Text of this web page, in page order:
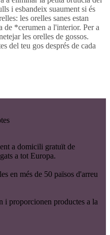
i esbandeix suaument si és
les orelles sanes estan
de *cerumen a l'interior. Per a
les orelles de gossos.
del teu gos després de cada
a domicili gratuït de
a tot Europa.
en més de 50 països d'arreu
i proporcionen productes a la